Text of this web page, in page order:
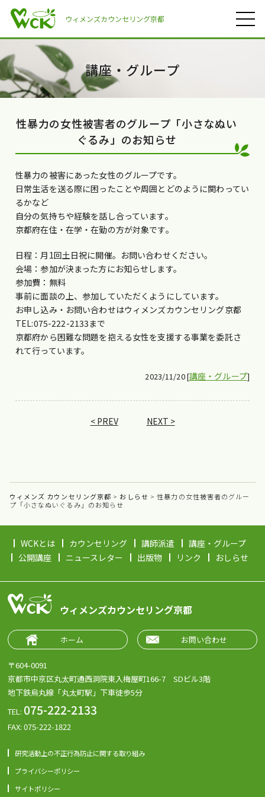
ウィメンズカウンセリング京都
講座・グループ
性暴力の女性被害者のグループ「小さなぬい
ぐるみ」のお知らせ
性暴力の被害にあった女性のグループです。
日常生活を送る際に困ったことや周囲とどのように関わってい
るかなど
自分の気持ちや経験を話し合っています。
京都府在住・在学・在勤の方が対象です。
日程：月1回土日祝に開催。お問い合わせください。
会場：参加が決まった方にお知らせします。
参加費：無料
事前に面談の上、参加していただくようにしています。
お申し込み・お問い合わせはウィメンズカウンセリング京都
TEL:075-222-2133まで
京都府から困難な問題を抱える女性を支援する事業を委託さ
れて行っています。
2023/11/20 [講座・グループ]
< PREV NEXT >
ウィメンズ カウンセリング京都 > おしらせ >性暴力の女性被害者のグルー
プ「小さなぬいぐるみ」のお知らせ
WCKとは カウンセリング 講師派遣
講座・グループ
公開講座
ニュースレター 出版物 リンク おしらせ
ウィメンズカウンセリング京都
ホーム お問い合わせ
〒604-0091
京都市中京区丸太町通西洞院東入梅屋町166-7 SDビル3階
地下鉄烏丸線「丸太町駅」下車徒歩5分
TEL: 075-222-2133
FAX: 075-222-1822
研究活動上の不正行為防止に関する取り組み
プライバシーポリシー
サイトポリシー